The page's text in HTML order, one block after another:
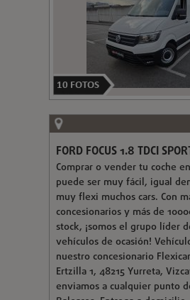
10 FOTOS
FORD FOCUS 1.8 TDCI
Comprar o vender tu coche
puede ser muy fácil, igual
muy flexi muchos cars. Con
concesionarios y más de
stock, ¡somos el grupo líder
vehículos de ocasión!
nuestro concesionario
Ertzilla 1, 48215 Yurreta,
enviamos a cualquier punto